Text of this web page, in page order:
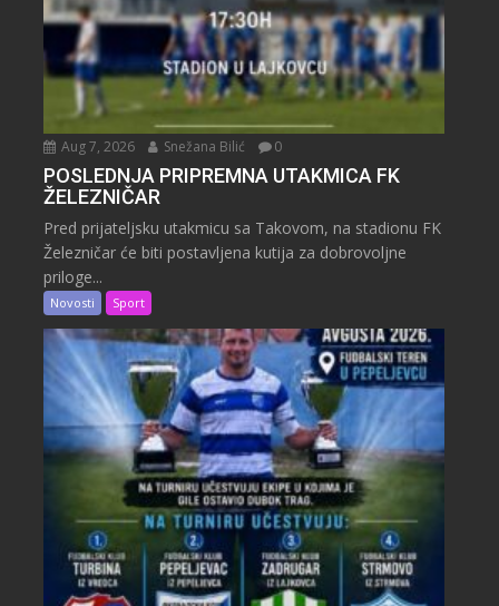
Aug 7, 2026 Snežana Bilić 0
POSLEDNJA PRIPREMNA UTAKMICA FK
ŽELEZNIČAR
Pred prijateljsku utakmicu sa Takovom, na stadionu FK
Železničar će biti postavljena kutija za dobrovoljne
priloge...
Novosti Sport